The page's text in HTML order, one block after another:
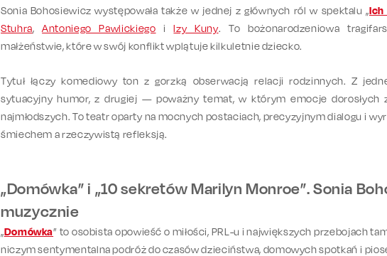
Sonia Bohosiewiczwystępowała także w jednej z głównych rólw spektalu „Ich
Stuhra,Antoniego Pawlickiego iIzy Kuny. To bożonarodzeniowa
małżeństwie, które w swój konflikt wplątuje kilkuletnie dziecko.
Tytuł łączy komediowy ton z gorzką obserwacją relacji rodzinnych. Z
sytuacyjny humor, z drugiej —poważny temat, w którym emocje dorosłych
najmłodszych. Toteatr oparty na mocnych postaciach, precyzyjnym dialogu i
śmiechem arzeczywistą refleksją.
„Domówka” i „10 sekretów Marilyn Monroe”. Sonia
muzycznie
„Domówka” to osobista opowieść o miłości, PRL-u i największych przebojach
niczymsentymentalna podróż do czasów dzieciństwa, domowych spotkań i